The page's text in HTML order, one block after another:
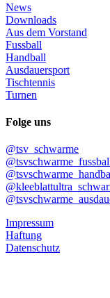
News
Downloads
Aus dem Vorstand
Fussball
Handball
Ausdauersport
Tischtennis
Turnen
Folge uns
@tsv_schwarme
Impressum
Haftung
Datenschutz